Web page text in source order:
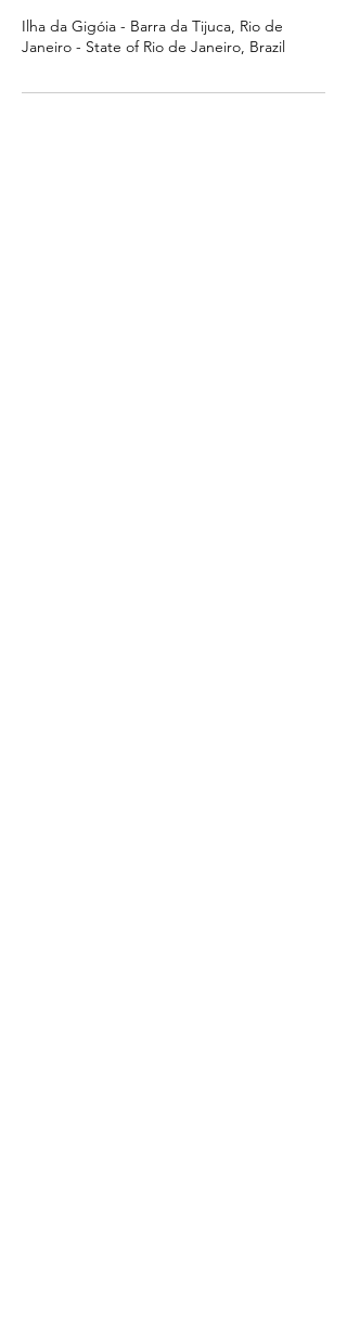
Ilha da Gigóia - Barra da Tijuca, Rio de
Janeiro - State of Rio de Janeiro, Brazil